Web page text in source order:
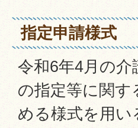
指定申請様式
令和6年4月の
の指定等に関す
める様式を用